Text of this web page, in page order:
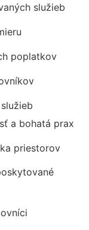
služieb
poplatkov
a bohatá prax
priestorov